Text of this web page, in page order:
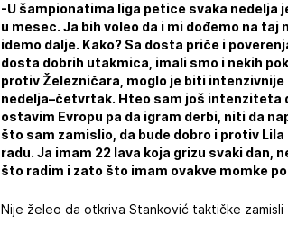
-U šampionatima liga petice svaka nedelja
u mesec. Ja bih voleo da i mi dođemo na
idemo dalje. Kako? Sa dosta priče i
dosta dobrih utakmica, imali smo i nekih
protiv Železničara, moglo je biti
nedelja–četvrtak. Hteo sam još intenziteta
ostavim Evropu pa da igram derbi, niti da
što sam zamislio, da bude dobro i protiv
radu. Ja imam 22 lava koja grizu svaki dan,
što radim i zato što imam ovakve momke
Nije želeo da otkriva Stanković taktičke